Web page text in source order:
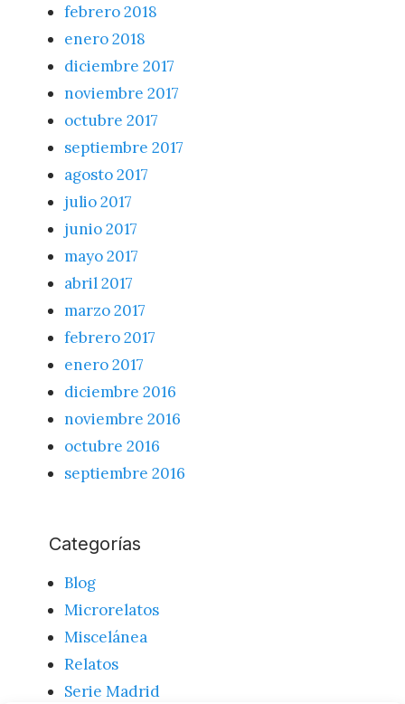
febrero 2018
enero 2018
diciembre 2017
noviembre 2017
octubre 2017
septiembre 2017
agosto 2017
julio 2017
junio 2017
mayo 2017
abril 2017
marzo 2017
febrero 2017
enero 2017
diciembre 2016
noviembre 2016
octubre 2016
septiembre 2016
Categorías
Blog
Microrelatos
Miscelánea
Relatos
Serie Madrid